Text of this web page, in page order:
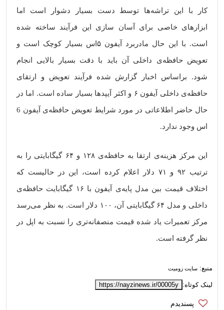
کار با این تراشه‌ها توسط دست بسیار دشوار است اما
ابزارهای خاصی برای آسان سازی این فرآیند ساخته شده
است. با این حال مادربرد آیفون ۵اس بسیار کوچک است و
تعویض حافظه‌ی داخلی آن باید با دقت بسیار بالایی انجام
شود. براساس اخبار گزارش شده فرآیند تعویض و ارتقای
حافظه‌ی‌ داخلی آیفون ۶ و اکثر آیپدها بسیار ساده است. اما در
حال حاضر اطلاعاتی در مورد شرایط تعویض حافظه‌ی آیفون 6
اس وجود ندارد.
این مرکز هزینه‌ی ارتقا به حافظه‌ی ۱۲۸ و ۶۴ گیگابایتی را به
ترتیب ۹۲ و ۷۱ دلار اعلام کرده است، این در حالیست که
اختلاف قیمت بین مدل پایه‌ی آیفون با ۱۶ گیگابایت حافظه‌ی
داخلی و مدل ۶۴ گیگابایتی آن، ۱۰۰ دلار است. به نظر می‌رسد
مرکز تعمیرات یاد شده قیمت منصفانه‌تری را نسبت به اپل در
نظر گرفته است.
منبع: سایت زومیت
لینک کوتاه: https://nayzinews.ir/00005y